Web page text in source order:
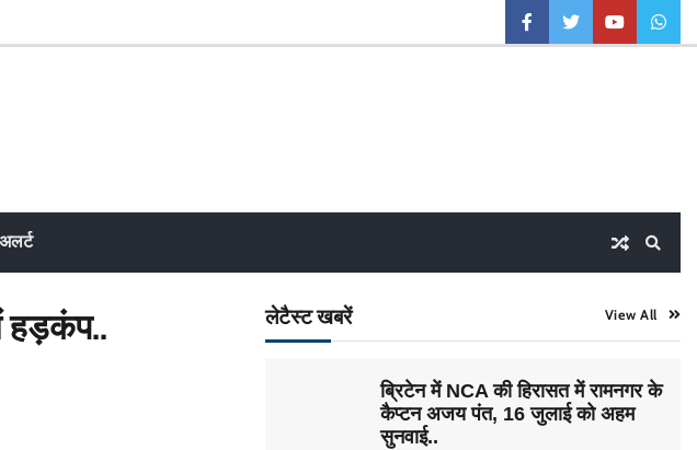
facebooktwitteryoutube
हड़कंप.. लेटैस्ट खबरें View All
ब्रिटेन में NCA की हिरासत में रामनगर के
कैप्टन अजय पंत, 16 जुलाई को अहम
सुनवाई..